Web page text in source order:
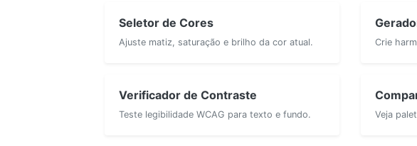
Seletor de Cores
Ajuste matiz, saturação e brilho da cor atual. Crie
Verificador de Contraste
Teste legibilidade WCAG para texto e fundo. Veja